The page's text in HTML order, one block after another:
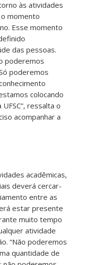
às atividades
momento
Esse momento
das pessoas.
poderemos
poderemos
colocando
ressalta o
acompanhar a
acadêmicas,
deverá cercar-
entre as
estar presente
muito tempo
atividade
“Não poderemos
quantidade de